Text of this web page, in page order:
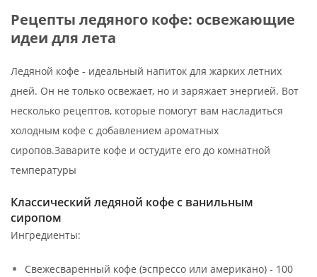
Рецепты ледяного кофе: освежающие
идеи для лета
Ледяной кофе - идеальный напиток для жарких летних
дней. Он не только освежает, но и заряжает энергией. Вот
несколько рецептов, которые помогут вам насладиться
холодным кофе с добавлением ароматных
сиропов.Заварите кофе и остудите его до комнатной
температуры
Классический ледяной кофе с ванильным
сиропом
Ингредиенты:
Свежесваренный кофе (эспрессо или американо) - 100